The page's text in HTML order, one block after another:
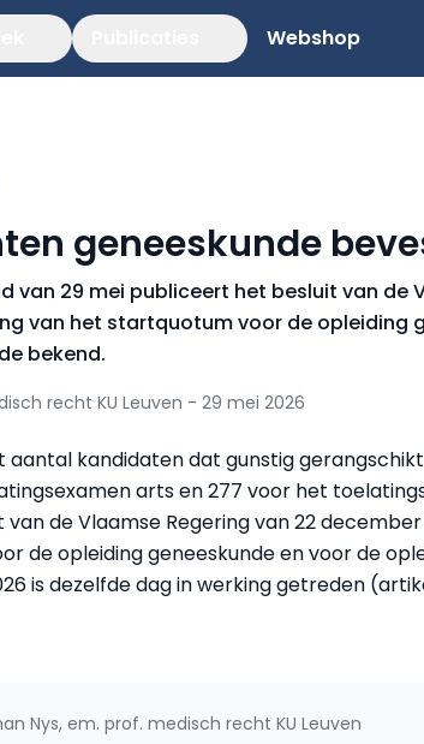
Webshop
geneeskunde
van 29 mei publiceert het besluit van de
van het startquotum voor de opleiding
bekend.
recht KU Leuven - 29 mei 2026
kandidaten dat gunstig gerangschikt
arts en 277 voor het
de Vlaamse Regering van 22
de opleiding geneeskunde en voor de
is dezelfde dag in werking getreden
Nys, em. prof. medisch recht KU Leuven